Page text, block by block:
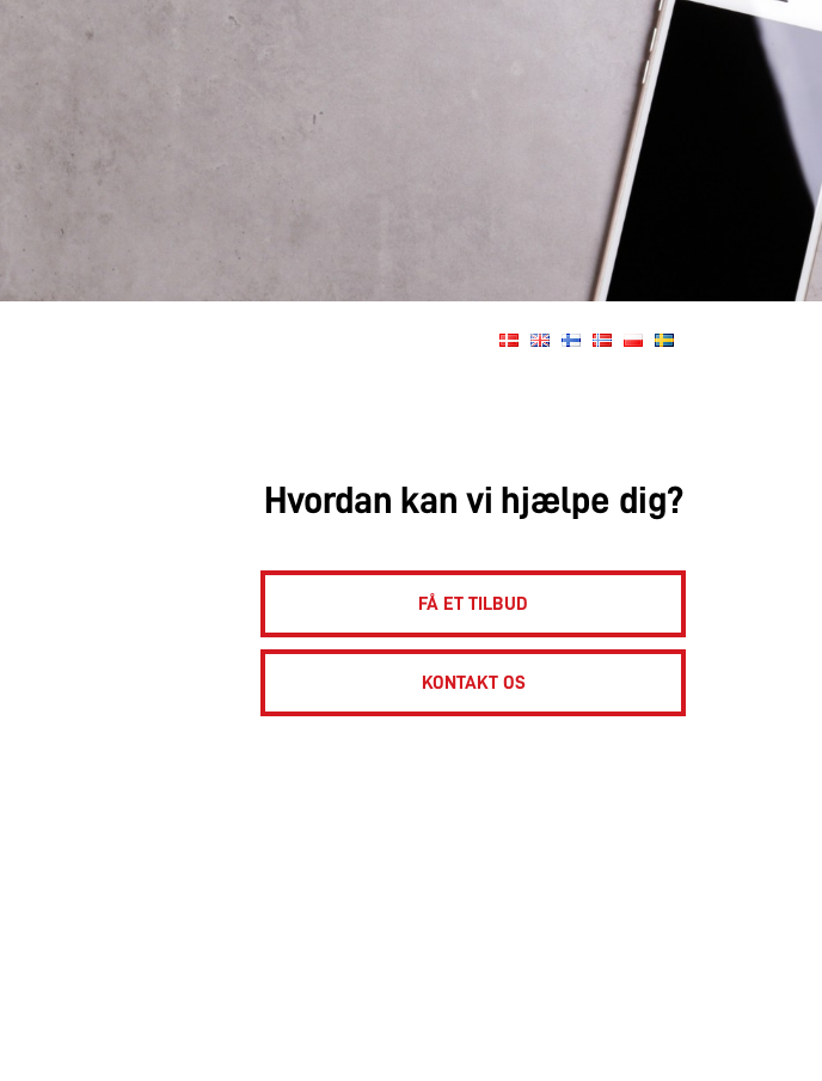
Hvordan kan vi hjælpe dig?
FÅ ET TILBUD
KONTAKT OS